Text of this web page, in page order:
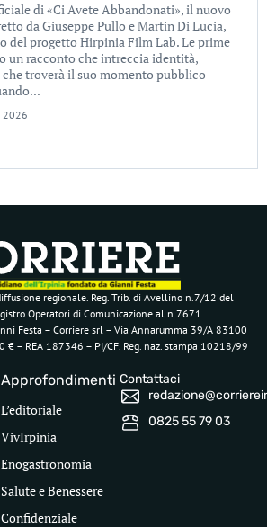
di «Ci Avete Abbandonati», il nuovo
da Giuseppe Pullo e Martin Di Lucia,
del progetto Hirpinia Film Lab. Le prime
un racconto che intreccia identità,
troverà il suo momento pubblico
2026
regionale. Reg. Trib. di Avellino n.7/12 del
Operatori di Comunicazione al n.7671
Festa – Corriere srl – Via Annarumma 39/A 83100
€ – REA 187346 – PI/CF. Reg. naz. stampa 10218/99
Approfondimenti
L’editoriale
VivIrpinia
Enogastronomia
Salute e Benessere
Confidenziale
Contattaci
0825 55 79 03